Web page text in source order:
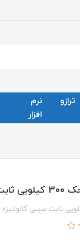
ترازو
نرم
افزار